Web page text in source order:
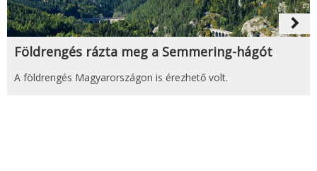
navigate_next
Földrengés rázta meg a Semmering-hágót
A földrengés Magyarországon is érezhető volt.